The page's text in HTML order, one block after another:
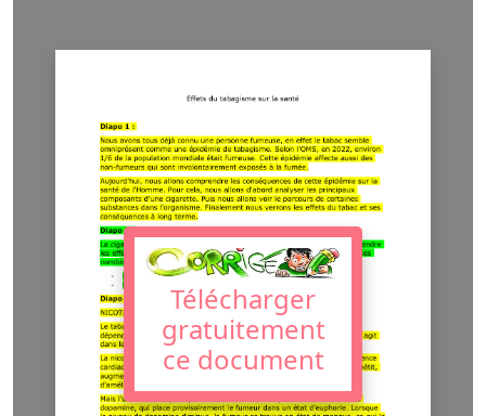
Télécharger
gratuitement
ce document